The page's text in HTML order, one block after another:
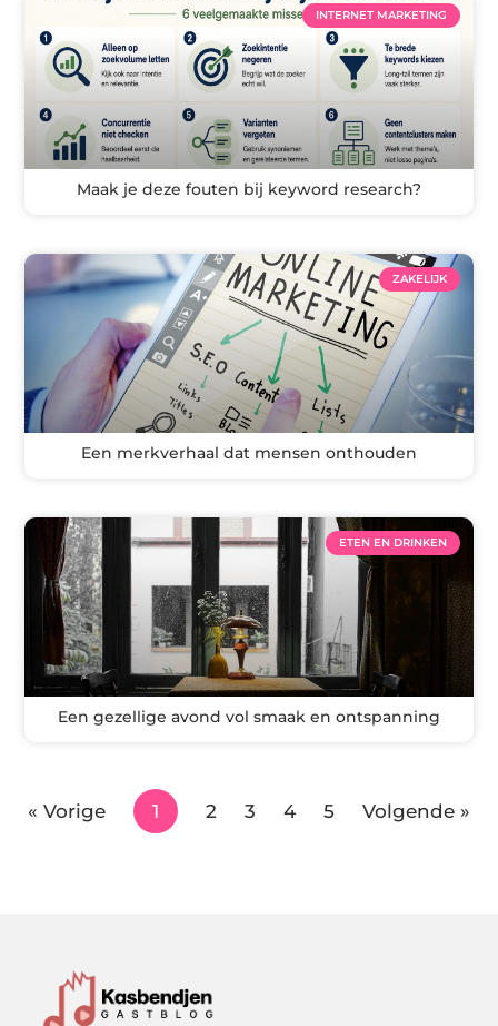
INTERNET MARKETING
Maak je deze fouten bij keyword research?
ZAKELIJK
Een merkverhaal dat mensen onthouden
ETEN EN DRINKEN
Een gezellige avond vol smaak en ontspanning
« Vorige 1 2 3 4 5 Volgende »